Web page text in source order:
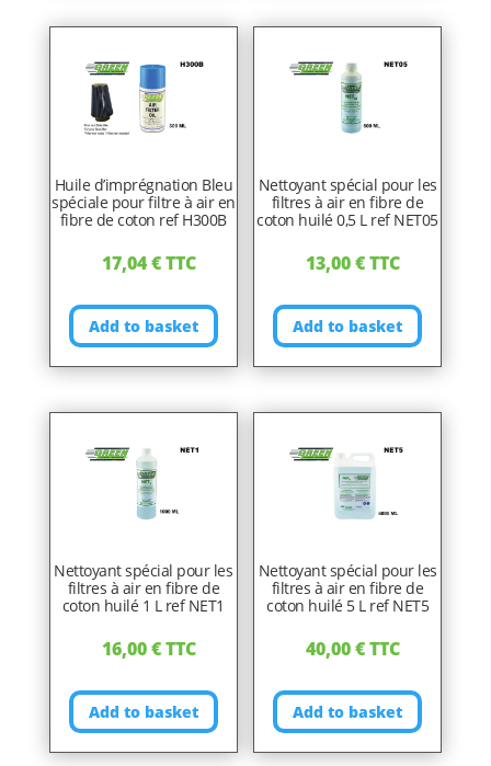
Huile d’imprégnation Bleu
spéciale pour filtre à air en
fibre de coton ref H300B
17,04€TTC
Add to basket
Nettoyant spécial pour les
filtres à air en fibre de
coton huilé 0,5 L ref NET05
13,00€TTC
Add to basket
Nettoyant spécial pour les
filtres à air en fibre de
coton huilé 1 L ref NET1
16,00€TTC
Add to basket
Nettoyant spécial pour les
filtres à air en fibre de
coton huilé 5 L ref NET5
40,00€TTC
Add to basket